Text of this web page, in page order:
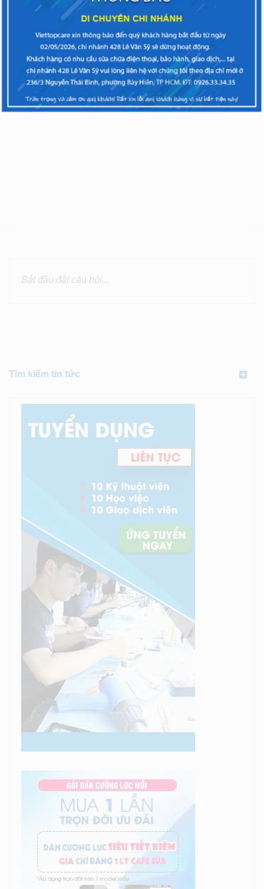
Bài viết liên quan
15/02/2019 0 bình luân
Tuyển dụng vị trí KẾ TOÁN TỔNG HỢP tại TpHCM
Tìm kiếm tin tức